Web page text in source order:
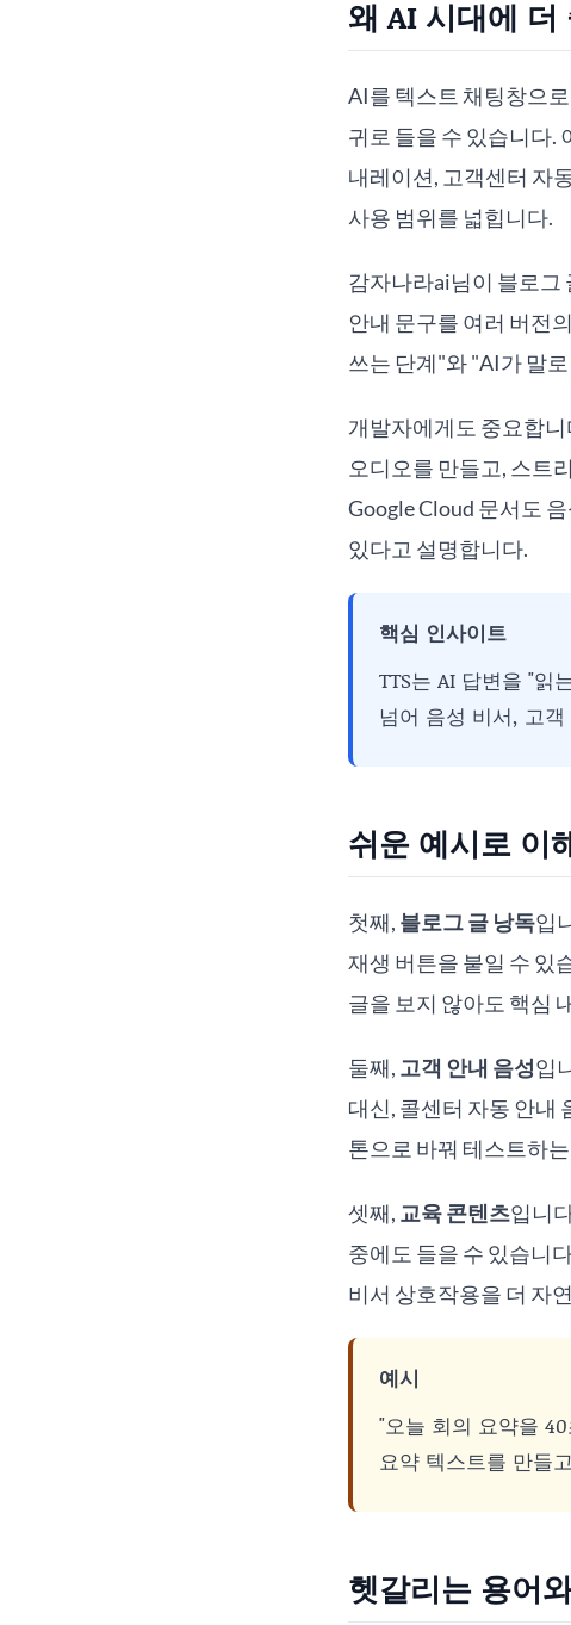
왜 AI 시대에 더
AI를 텍스트 채팅창으
귀로 들을 수 있습니다.
내레이션, 고객센터 자
사용 범위를 넓힙니다.
감자나라ai님이 블로그
안내 문구를 여러 버전
쓰는 단계"와 "AI가 말
개발자에게도 중요합니
오디오를 만들고, 스트
Google Cloud 문서도
있다고 설명합니다.
핵심 인사이트
TTS는 AI 답변을 "읽
넘어 음성 비서, 고
쉬운 예시로 이
첫째, 블로그 글 낭독입
재생 버튼을 붙일 수 있
글을 보지 않아도 핵심
둘째, 고객 안내 음성입
대신, 콜센터 자동 안내
톤으로 바꿔 테스트하
셋째, 교육 콘텐츠입니
중에도 들을 수 있습니
비서 상호작용을 더 자
예시
"오늘 회의 요약을
요약 텍스트를 만들
헷갈리는 용어